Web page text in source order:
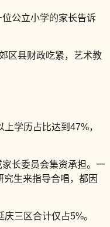
位公立小学的家长告诉
区县财政吃紧，艺术教
学历占比达到47%，
长委员会集资承担。一
生来指导合唱，都因
三区合计仅占5%。